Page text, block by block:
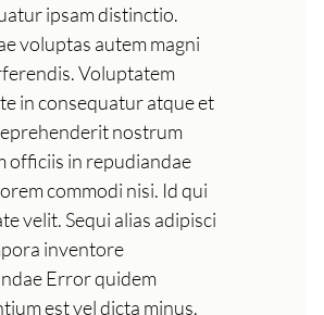
ipsam distinctio.
voluptas autem magni
Voluptatem
in consequatur atque et
nostrum
officiis in repudiandae
commodi nisi. Id qui
velit. Sequi alias adipisci
inventore
Error quidem
est vel dicta minus.